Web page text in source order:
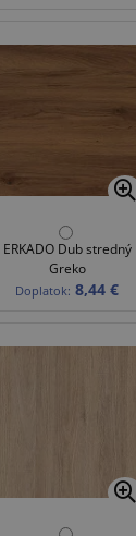
ERKADO Dub stredný
Greko
Doplatok: 8,44 €